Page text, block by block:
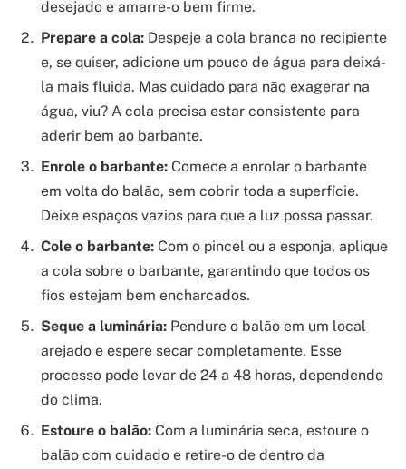
desejado e amarre-o bem firme.
Prepare a cola: Despeje a cola branca no recipiente
e, se quiser, adicione um pouco de água para deixá-
la mais fluida. Mas cuidado para não exagerar na
água, viu? A cola precisa estar consistente para
aderir bem ao barbante.
Enrole o barbante: Comece a enrolar o barbante
em volta do balão, sem cobrir toda a superfície.
Deixe espaços vazios para que a luz possa passar.
Cole o barbante: Com o pincel ou a esponja, aplique
a cola sobre o barbante, garantindo que todos os
fios estejam bem encharcados.
Seque a luminária: Pendure o balão em um local
arejado e espere secar completamente. Esse
processo pode levar de 24 a 48 horas, dependendo
do clima.
Estoure o balão: Com a luminária seca, estoure o
balão com cuidado e retire-o de dentro da